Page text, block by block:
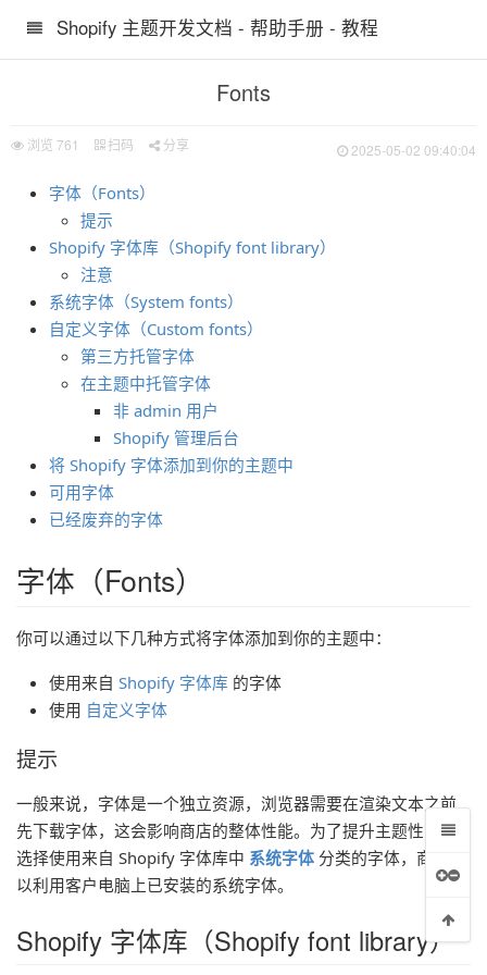
Shopify 主题开发文档 - 帮助手册 - 教程
Fonts
浏览 761 扫码 分享 2025-05-02 09:40:04
字体（Fonts）
提示
Shopify 字体库（Shopify font library）
注意
系统字体（System fonts）
自定义字体（Custom fonts）
第三方托管字体
在主题中托管字体
非 admin 用户
Shopify 管理后台
将 Shopify 字体添加到你的主题中
可用字体
已经废弃的字体
字体（Fonts）
你可以通过以下几种方式将字体添加到你的主题中：
使用来自 Shopify 字体库 的字体
使用 自定义字体
提示
一般来说，字体是一个独立资源，浏览器需要在渲染文本之前
先下载字体，这会影响商店的整体性能。为了提升主题性能，
选择使用来自 Shopify 字体库中 系统字体 分类的字体，商家可
以利用客户电脑上已安装的系统字体。
Shopify 字体库（Shopify font library）